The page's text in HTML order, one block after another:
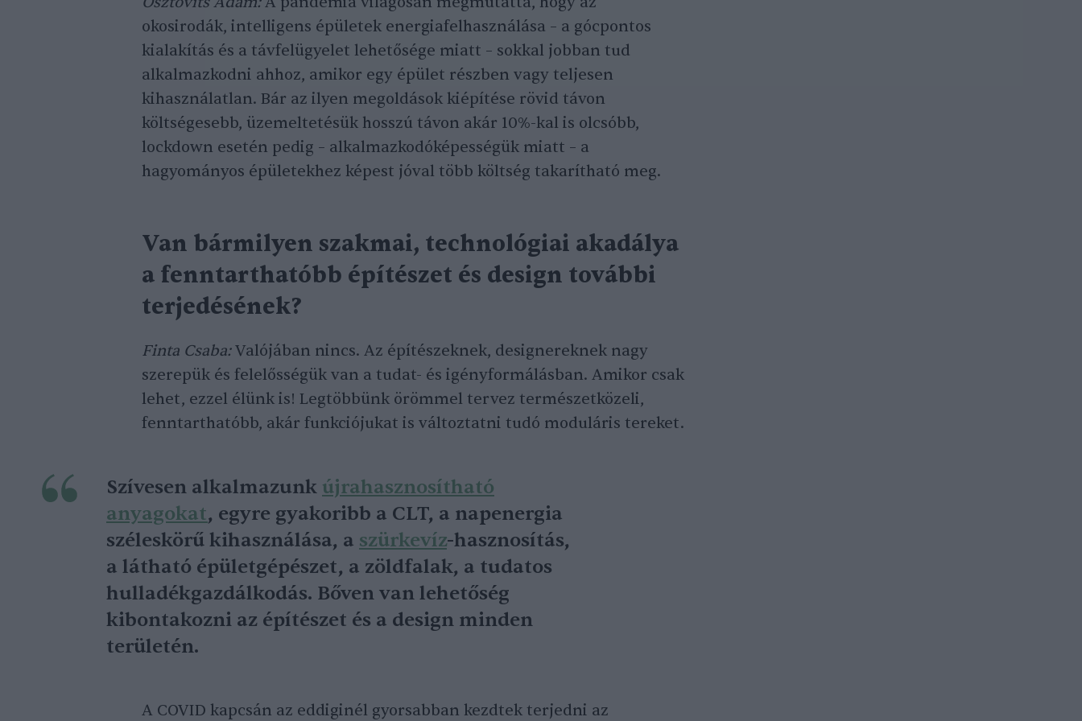
okosirodák, intelligens épületek energiafelhasználása – a gócpontos
kialakítás és a távfelügyelet lehetősége miatt – sokkal jobban tud
alkalmazkodni ahhoz, amikor egy épület részben vagy teljesen
kihasználatlan. Bár az ilyen megoldások kiépítése rövid távon
költségesebb, üzemeltetésük hosszú távon akár 10%-kal is olcsóbb,
lockdown esetén pedig – alkalmazkodóképességük miatt – a
hagyományos épületekhez képest jóval több költség takarítható meg.
Van bármilyen szakmai, technológiai akadálya
a fenntarthatóbb építészet és design további
terjedésének?
Finta Csaba:Valójában nincs. Az építészeknek, designereknek nagy
szerepük és felelősségük van a tudat- és igényformálásban. Amikor csak
lehet, ezzel élünk is! Legtöbbünk örömmel tervez természetközeli,
fenntarthatóbb, akár funkciójukat is változtatni tudó moduláris tereket.
Szívesen alkalmazunk újrahasznosítható
anyagokat, egyre gyakoribb a CLT, a napenergia
széleskörű kihasználása, a szürkevíz-hasznosítás,
a látható épületgépészet, a zöldfalak, a tudatos
hulladékgazdálkodás. Bőven van lehetőség
kibontakozni az építészet és a design minden
területén.
A COVID kapcsán az eddiginél gyorsabban kezdtek terjedni az